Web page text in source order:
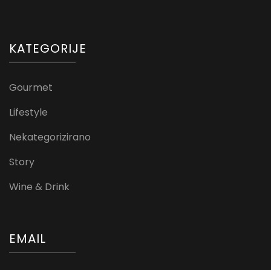
KATEGORIJE
Gourmet
Lifestyle
Nekategorizirano
Story
Wine & Drink
EMAIL